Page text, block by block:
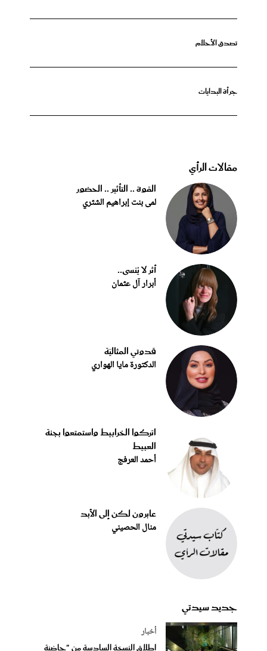
تصدق الأحلام
جرأة البدايات
مقالات الرأي
القوة .. التأثير .. الحضور
لمى بنت إبراهيم الشثري
أثر لا يُنسى..
أبرار آل عثمان
قدوتي المثاليّة
الدكتورة مايا الهواري
اتركوا الخرابيط واستمتعوا بجنة
العبيط
أحمد العرفج
عابرون لكن إلى الأبد
منال الحصيني
جديد سيدتي
أخبار
إطلاق النسخة السادسة من "حاضنة